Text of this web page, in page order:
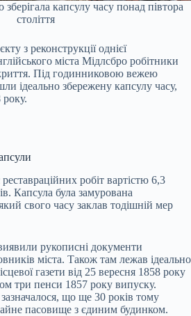
капсулу часу понад півтора
століття
з реконструкції однієї
міста Мідлсбро робітники
Під годинниковою вежею
ідеально збережену капсулу часу,
робіт вартістю 6,3
Капсула була замурована
свого часу заклав тодішній мер
рукописні документи
міста. Також там лежав ідеально
газети від 25 вересня 1858 року
три пенси 1857 року випуску.
що ще 30 років тому
пасовище з єдиним будинком.